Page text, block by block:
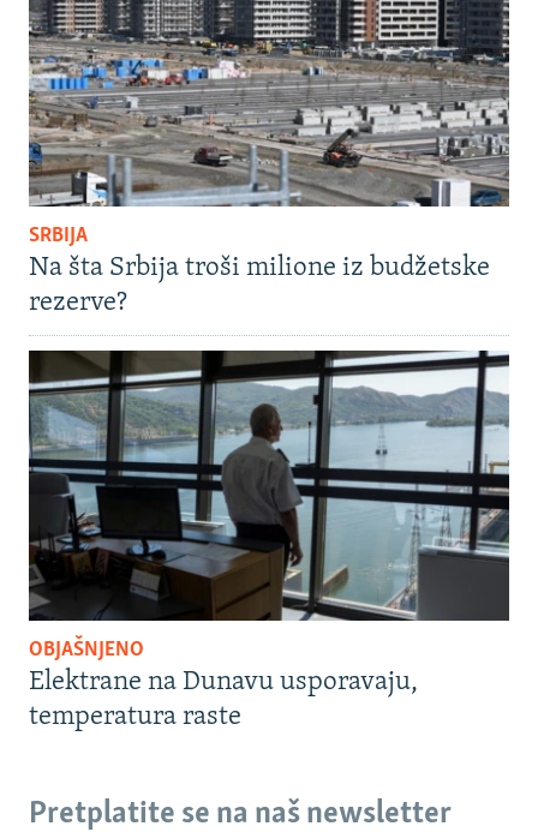
SRBIJA
Na šta Srbija troši milione iz budžetske
rezerve?
OBJAŠNJENO
Elektrane na Dunavu usporavaju,
temperatura raste
Pretplatite se na naš newsletter